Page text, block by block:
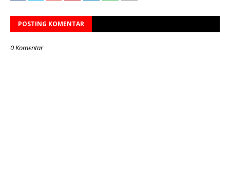
POSTING KOMENTAR
0 Komentar